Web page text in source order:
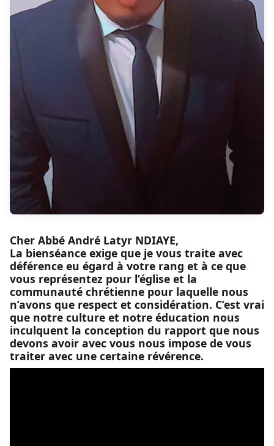
Cher Abbé André Latyr NDIAYE,
La bienséance exige que je vous traite avec
déférence eu égard à votre rang et à ce que
vous représentez pour l’église et la
communauté chrétienne pour laquelle nous
n’avons que respect et considération. C’est vrai
que notre culture et notre éducation nous
inculquent la conception du rapport que nous
devons avoir avec vous nous impose de vous
traiter avec une certaine révérence.